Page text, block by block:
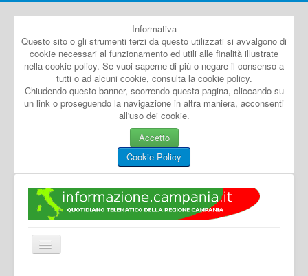
Informativa
Questo sito o gli strumenti terzi da questo utilizzati si avvalgono di
cookie necessari al funzionamento ed utili alle finalità illustrate
nella cookie policy. Se vuoi saperne di più o negare il consenso a
tutti o ad alcuni cookie, consulta la cookie policy.
Chiudendo questo banner, scorrendo questa pagina, cliccando su
un link o proseguendo la navigazione in altra maniera, acconsenti
all'uso dei cookie.
Accetto
Cookie Policy
Cambia
navigazione